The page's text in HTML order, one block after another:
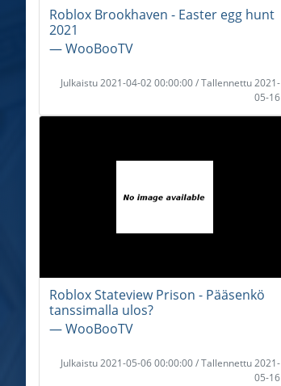
Roblox Brookhaven - Easter egg hunt
2021
― WooBooTV
Julkaistu 2021-04-02 00:00:00 / Tallennettu 2021-
05-16
Roblox Stateview Prison - Pääsenkö
tanssimalla ulos?
― WooBooTV
Julkaistu 2021-05-06 00:00:00 / Tallennettu 2021-
05-16